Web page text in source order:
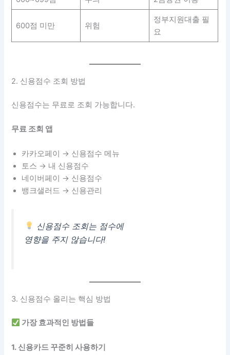
600점 미만 위험
정부지원대출 필
요
2. 신용점수 조회 방법
신용점수는 무료로 조회 가능합니다.
무료 조회 앱
카카오페이 → 신용점수 메뉴
토스 → 내 신용점수
네이버페이 → 신용점수
뱅크샐러드 → 신용관리
신용점수 조회는 점수에
영향을 주지 않습니다!
3. 신용점수 올리는 핵심 방법
가장 효과적인 방법들
1. 신용카드 꾸준히 사용하기